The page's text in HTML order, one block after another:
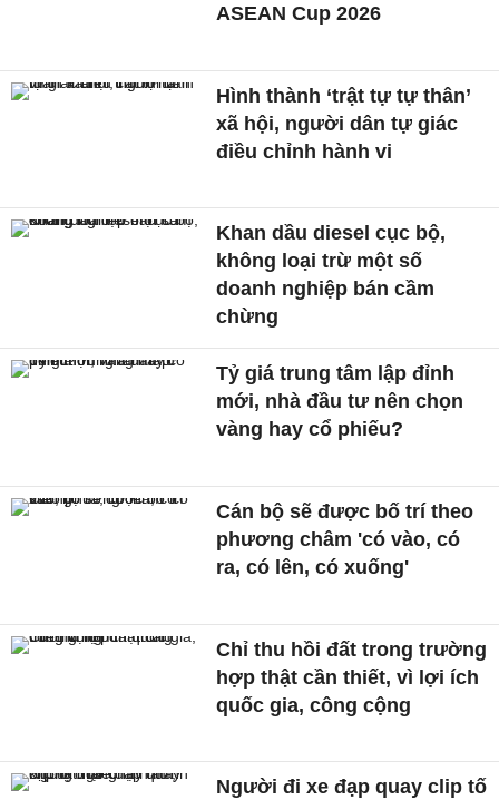
ASEAN Cup 2026
Hình thành ‘trật tự tự thân’
xã hội, người dân tự giác
điều chỉnh hành vi
Khan dầu diesel cục bộ,
không loại trừ một số
doanh nghiệp bán cầm
chừng
Tỷ giá trung tâm lập đỉnh
mới, nhà đầu tư nên chọn
vàng hay cổ phiếu?
Cán bộ sẽ được bố trí theo
phương châm 'có vào, có
ra, có lên, có xuống'
Chỉ thu hồi đất trong trường
hợp thật cần thiết, vì lợi ích
quốc gia, công cộng
Người đi xe đạp quay clip tố